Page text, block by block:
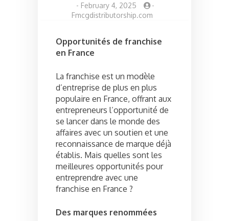
- February 4, 2025
-
Fmcgdistributorship.com
Opportunités de franchise
en France
La franchise est un modèle
d’entreprise de plus en plus
populaire en France, offrant aux
entrepreneurs l’opportunité de
se lancer dans le monde des
affaires avec un soutien et une
reconnaissance de marque déjà
établis. Mais quelles sont les
meilleures opportunités pour
entreprendre avec une
franchise en France ?
Des marques renommées